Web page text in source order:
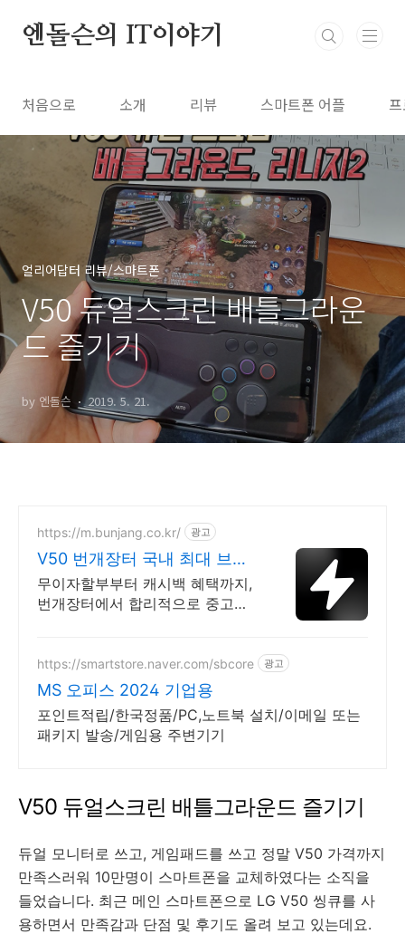
엔돌슨의 IT이야기
처음으로 소개 리뷰 스마트폰 어플
얼리어답터 리뷰/스마트폰
V50 듀얼스크린 배틀그라운
드 즐기기
by 엔돌슨 2019. 5. 21.
https://m.bunjang.co.kr/ 광고
V50 번개장터 국내 최대 브랜
드 중고거래
무이자할부부터 캐시백 혜택까지,
번개장터에서 합리적으로 중고거
상의 신규 상품 업로드
https://smartstore.naver.com/sbcore 광고
MS 오피스 2024 기업용
포인트적립/한국정품/PC,노트북 설치/이메일 또는
패키지 발송/게임용 주변기기
V50 듀얼스크린 배틀그라운드 즐기기
듀얼 모니터로 쓰고, 게임패드를 쓰고 정말 V50 가격까지
만족스러워 10만명이 스마트폰을 교체하였다는 소직을
들었습니다. 최근 메인 스마트폰으로 LG V50 씽큐를 사
용하면서 만족감과 단점 및 후기도 올려 보고 있는데요.